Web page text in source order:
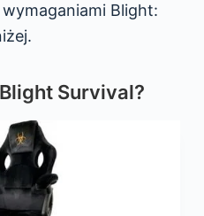
Blight:
Survival?